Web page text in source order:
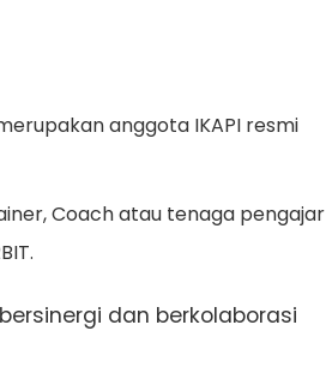
anggota IKAPI resmi
Coach atau tenaga pengajar
dan berkolaborasi